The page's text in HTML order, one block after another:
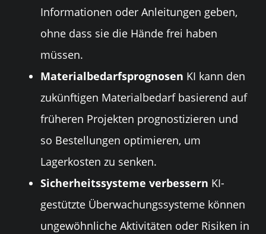
Informationen oder Anleitungen geben,
ohne dass sie die Hände frei haben
müssen.
Materialbedarfsprognosen KI kann den
zukünftigen Materialbedarf basierend auf
früheren Projekten prognostizieren und
so Bestellungen optimieren, um
Lagerkosten zu senken.
Sicherheitssysteme verbessern KI-
gestützte Überwachungssysteme können
ungewöhnliche Aktivitäten oder Risiken in